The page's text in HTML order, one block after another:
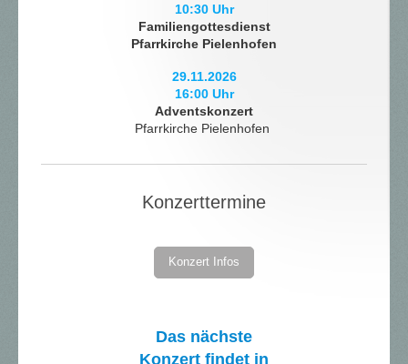
10:30 Uhr
Familiengottesdienst
Pfarrkirche Pielenhofen
29.11.2026
16:00 Uhr
Adventskonzert
Pfarrkirche Pielenhofen
Konzerttermine
Konzert Infos
Das nächste
Konzert findet in